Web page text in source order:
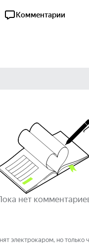
Комментарии
нет
электрокаром, но только